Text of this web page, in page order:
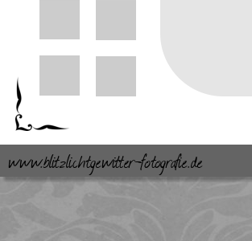
www.blitzlichtgewitter-fotografie.de